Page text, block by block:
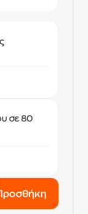
σε 80